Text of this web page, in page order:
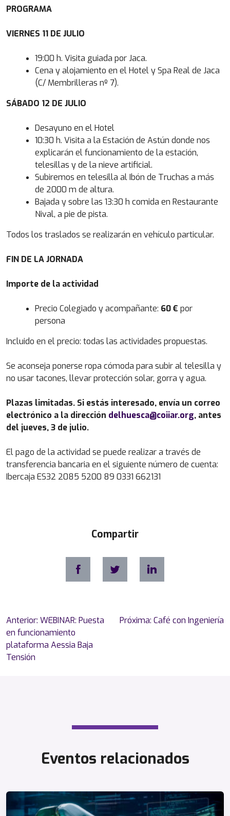
PROGRAMA
VIERNES 11 DE JULIO
19:00 h. Visita guiada por Jaca.
Cena y alojamiento en el Hotel y Spa Real de Jaca
(C/ Membrilleras nº 7).
SÁBADO 12 DE JULIO
Desayuno en el Hotel
10:30 h. Visita a la Estación de Astún donde nos
explicarán el funcionamiento de la estación,
telesillas y de la nieve artificial.
Subiremos en telesilla al Ibón de Truchas a más
de 2000 m de altura.
Bajada y sobre las 13:30 h comida en Restaurante
Nival, a pie de pista.
Todos los traslados se realizarán en vehículo particular.
FIN DE LA JORNADA
Importe de la actividad
Precio Colegiado y acompañante: 60 € por
persona
Incluido en el precio: todas las actividades propuestas.
Se aconseja ponerse ropa cómoda para subir al telesilla y
no usar tacones, llevar protección solar, gorra y agua.
Plazas limitadas. Si estás interesado, envía un correo
electrónico a la dirección delhuesca@coiiar.org, antes
del jueves, 3 de julio.
El pago de la actividad se puede realizar a través de
transferencia bancaria en el siguiente número de cuenta:
Ibercaja ES32 2085 5200 89 0331 662131
Compartir
Navegación
de
entradas
Anterior: WEBINAR: Puesta
en funcionamiento
plataforma Aessia Baja
Tensión
Próxima: Café con Ingeniería
Eventos relacionados